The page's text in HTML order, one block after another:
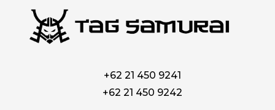
+62 21 450 9241
+62 21 450 9242